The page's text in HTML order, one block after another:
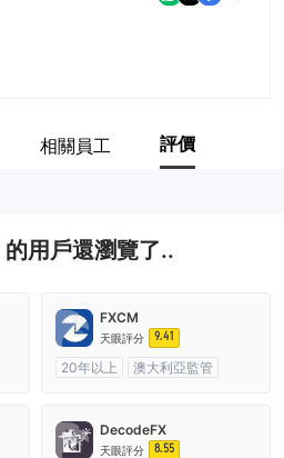
相關員工 評價
的用戶還瀏覽了..
FXCM
天眼評分 9.41
20年以上
澳大利亞監管
DecodeFX
天眼評分 8.55